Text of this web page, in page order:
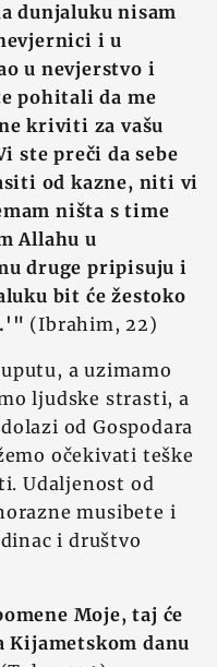
dunjaluku nisam
i u
u nevjerstvo i
pohitali da me
kriviti za vašu
ste preči da sebe
od kazne, niti vi
ništa s time
Allahu u
druge pripisuju i
bit će žestoko
(Ibrahim, 22)
a uzimamo
ljudske strasti, a
od Gospodara
očekivati teške
Udaljenost od
musibete i
i društvo
Moje, taj će
danu